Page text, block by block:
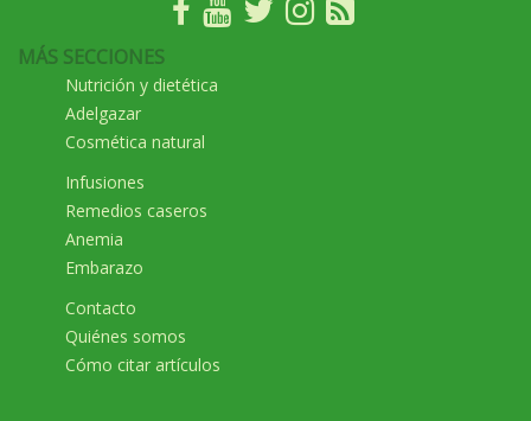
MÁS SECCIONES
Nutrición y dietética
Adelgazar
Cosmética natural
Infusiones
Remedios caseros
Anemia
Embarazo
Contacto
Quiénes somos
Cómo citar artículos